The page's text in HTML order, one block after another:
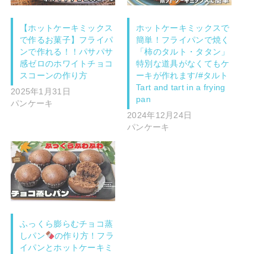
【ホットケーキミックス
で作るお菓子】フライパ
ンで作れる！！パサパサ
感ゼロのホワイトチョコ
スコーンの作り方
2025年1月31日
パンケーキ
ホットケーキミックスで
簡単！フライパンで焼く
「柿のタルト・タタン」
特別な道具がなくてもケ
ーキが作れます/#タルト
Tart and tart in a frying
pan
2024年12月24日
パンケーキ
ふっくら膨らむチョコ蒸
しパン
の作り方！フラ
イパンとホットケーキミ